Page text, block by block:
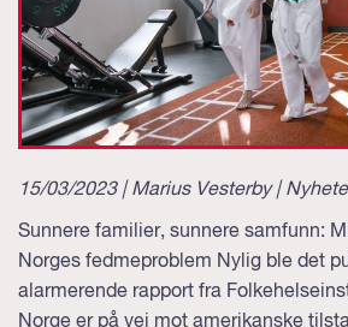
15/03/2023 | Marius Vesterby |
Sunnere familier, sunnere samfunn:
Norges fedmeproblem Nylig ble det
alarmerende rapport fra
Norge er på vei mot amerikanske